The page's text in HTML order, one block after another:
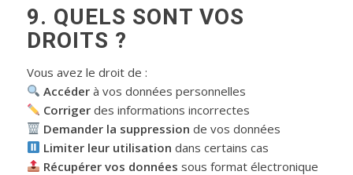
9. QUELS SONT VOS
DROITS ?
Vous avez le droit de :
Accéderà vos données personnelles
Corrigerdes informations incorrectes
Demander la suppression de vos données
Limiter leur utilisation dans certains cas
Récupérer vos données sous format électronique